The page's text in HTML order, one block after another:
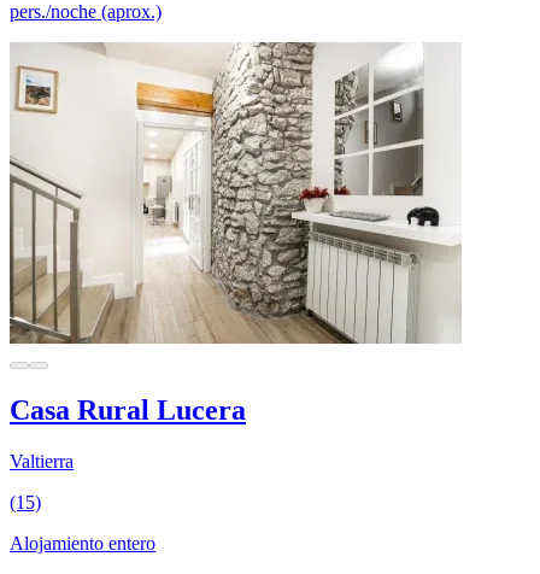
pers./noche (aprox.)
Casa Rural Lucera
Valtierra
(15)
Alojamiento entero